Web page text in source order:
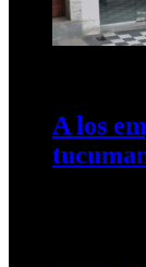
A los